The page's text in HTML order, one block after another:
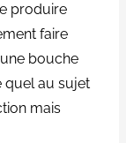
produire
faire
bouche
quel au sujet
mais